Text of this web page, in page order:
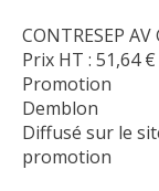
CONTRESEP AV
Prix HT : 51,64€
Promotion
Demblon
Diffusé sur le
promotion